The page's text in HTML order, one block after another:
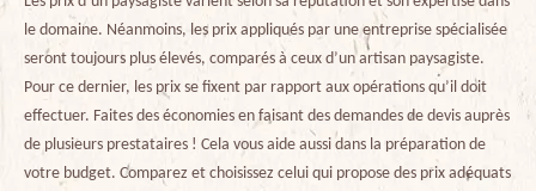
le domaine. Néanmoins, les prix appliqués par une entreprise spécialisée
seront toujours plus élevés, comparés à ceux d’un artisan paysagiste.
Pour ce dernier, les prix se fixent par rapport aux opérations qu’il doit
effectuer. Faites des économies en faisant des demandes de devis auprès
de plusieurs prestataires ! Cela vous aide aussi dans la préparation de
votre budget. Comparez et choisissez celui qui propose des prix adéquats